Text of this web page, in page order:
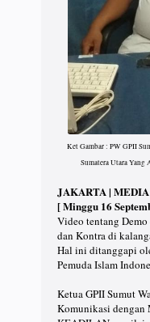
Ket Gambar : PW GPII
Sumatera Utara Yang
JAKARTA |
[ Minggu 16
Video tentang Demo
dan Kontra di
Hal ini ditanggapi
Pemuda Islam
Ketua GPII Sumut
Komunikasi